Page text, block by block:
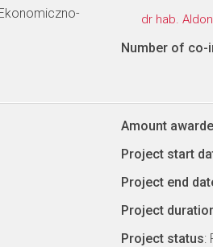
dr hab.
Number of co-
Amount
Project start
Project end
Project
Project status: